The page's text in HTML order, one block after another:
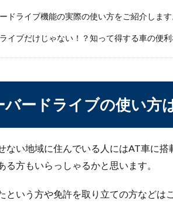
かし...
ドライブ機能の実際の使い方をご紹介します
イブだけじゃない！？知って得する車の便
ードライブの使い方
ない地域に住んでいる人にはAT車に
る方もいらっしゃるかと思います。
という方や免許を取り立ての方などは